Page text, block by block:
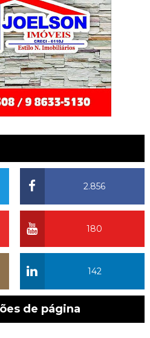
2.856
180
142
de página